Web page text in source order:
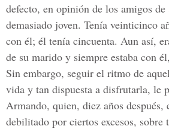
defecto, en opinión de los amigos de
demasiado joven. Tenía veinticinco
con él; él tenía cincuenta. Aun así,
de su marido y siempre estaba con
Sin embargo, seguir el ritmo de
vida y tan dispuesta a disfrutarla, le
Armando, quien, diez años después,
debilitado por ciertos excesos, sobre